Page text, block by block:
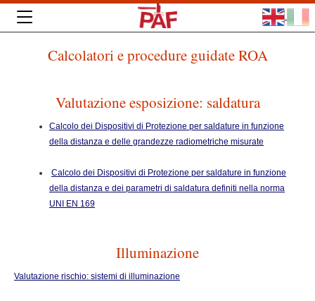
Calcolatori e procedure guidate ROA
Valutazione esposizione: saldatura
Calcolo dei Dispositivi di Protezione per saldature in funzione
della distanza e delle grandezze radiometriche misurate
Calcolo dei Dispositivi di Protezione per saldature in funzione
della distanza e dei parametri di saldatura definiti nella norma
UNI EN 169
Illuminazione
Valutazione rischio: sistemi di illuminazione